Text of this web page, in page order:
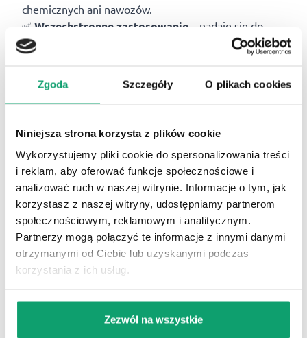
Zgoda Szczegóły O plikach cookies
Niniejsza strona korzysta z plików cookie
Wykorzystujemy pliki cookie do spersonalizowania treści
i reklam, aby oferować funkcje społecznościowe i
analizować ruch w naszej witrynie. Informacje o tym, jak
korzystasz z naszej witryny, udostępniamy partnerom
społecznościowym, reklamowym i analitycznym.
Partnerzy mogą połączyć te informacje z innymi danymi
otrzymanymi od Ciebie lub uzyskanymi podczas
korzystania z ich usług.
Zezwól na wszystkie
chemicznych ani nawozów.
✅ Wszechstronne zastosowanie – nadaje się do
różnych rodzajów upraw i poprawy jakości gleby.
przewiewna, idealna do mieszania z innymi
substratami.